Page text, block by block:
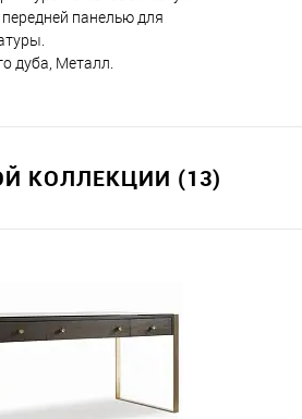
панелью для
дуба, Металл.
КОЛЛЕКЦИИ (13)